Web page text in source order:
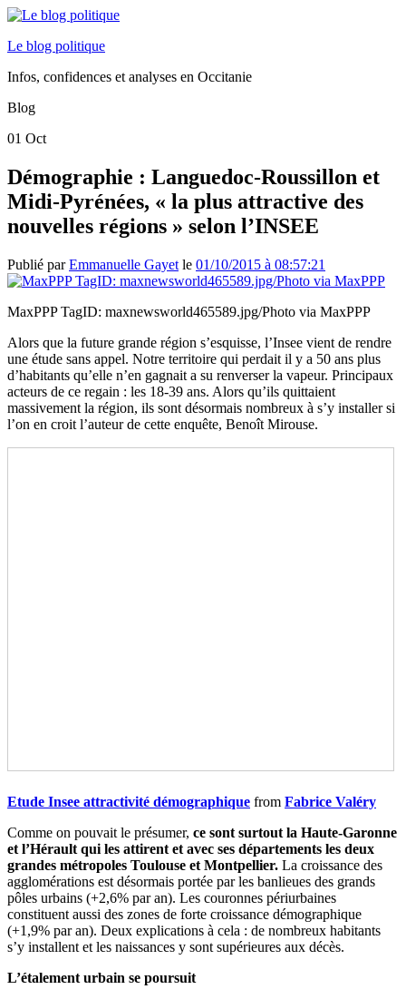
Le blog politique
Infos, confidences et analyses en Occitanie
Blog
01 Oct
Démographie : Languedoc-Roussillon et
Midi-Pyrénées, « la plus attractive des
nouvelles régions » selon l’INSEE
Publié parEmmanuelle Gayet le 01/10/2015 à 08:57:21
MaxPPP TagID: maxnewsworld465589.jpg/Photo via MaxPPP
Alors que la future grande région s’esquisse, l’Insee vient de rendre
une étude sans appel. Notre territoire qui perdait il y a 50 ans plus
d’habitants qu’elle n’en gagnait a su renverser la vapeur. Principaux
acteurs de ce regain : les 18-39 ans. Alors qu’ils quittaient
massivement la région, ils sont désormais nombreux à s’y installer si
l’on en croit l’auteur de cette enquête, Benoît Mirouse.
Etude Insee attractivité démographique from Fabrice Valéry
Comme on pouvait le présumer, ce sont surtout la Haute-Garonne
et l’Hérault qui les attirent et avec ses départements les deux
grandes métropoles Toulouse et Montpellier. La croissance des
agglomérations est désormais portée par les banlieues des grands
pôles urbains (+2,6% par an). Les couronnes périurbaines
constituent aussi des zones de forte croissance démographique
(+1,9% par an). Deux explications à cela : de nombreux habitants
s’y installent et les naissances y sont supérieures aux décès.
L’étalement urbain se poursuit